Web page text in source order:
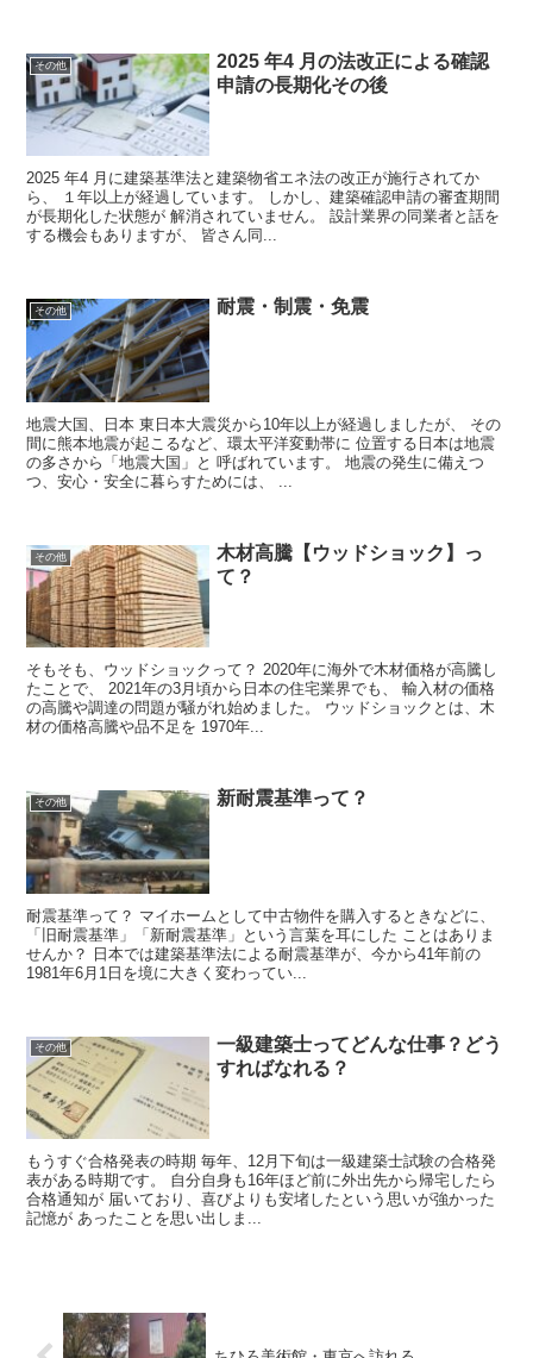
その他
2025 年4 月の法改正による確認
申請の長期化その後
2025 年4 月に建築基準法と建築物省エネ法の改正が施行されてか
ら、 １年以上が経過しています。 しかし、建築確認申請の審査期間
が長期化した状態が 解消されていません。 設計業界の同業者と話を
する機会もありますが、 皆さん同...
その他 耐震・制震・免震
地震大国、日本 東日本大震災から10年以上が経過しましたが、 その
間に熊本地震が起こるなど、環太平洋変動帯に 位置する日本は地震
の多さから「地震大国」と 呼ばれています。 地震の発生に備えつ
つ、安心・安全に暮らすためには、 ...
その他
木材高騰【ウッドショック】っ
て？
そもそも、ウッドショックって？ 2020年に海外で木材価格が高騰し
たことで、 2021年の3月頃から日本の住宅業界でも、 輸入材の価格
の高騰や調達の問題が騒がれ始めました。 ウッドショックとは、木
材の価格高騰や品不足を 1970年...
その他 新耐震基準って？
耐震基準って？ マイホームとして中古物件を購入するときなどに、
「旧耐震基準」「新耐震基準」という言葉を耳にした ことはありま
せんか？ 日本では建築基準法による耐震基準が、今から41年前の
1981年6月1日を境に大きく変わってい...
その他
一級建築士ってどんな仕事？どう
すればなれる？
もうすぐ合格発表の時期 毎年、12月下旬は一級建築士試験の合格発
表がある時期です。 自分自身も16年ほど前に外出先から帰宅したら
合格通知が 届いており、喜びよりも安堵したという思いが強かった
記憶が あったことを思い出しま...